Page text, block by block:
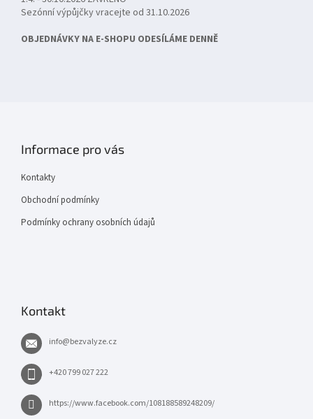
Sezónní výpůjčky vracejte od 31.10.2026
OBJEDNÁVKY NA E-SHOPU ODESÍLÁME DENNĚ
Informace pro vás
Kontakty
Obchodní podmínky
Podmínky ochrany osobních údajů
Kontakt
info@bezvalyze.cz
+420 799 027 222
https://www.facebook.com/108188589248209/